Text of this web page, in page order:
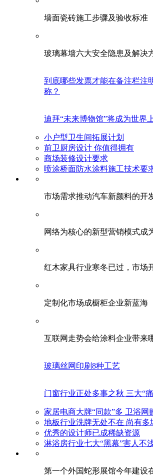
墙面瓷砖施工步骤及验收标准
玻璃幕墙六大安全隐患及解决
到底哪些发票才能在备注栏注
称？
迪拜“未来博物馆”将成为世界
小户型卫生间拓展计划
前卫厨房设计 你值得拥有
商场装修设计要求
喷涂桥面防水涂料施工技术要
市场需求推动汽车新颜料的开
网络为核心的新型营销模式成
红木家具行业寒冬已过，市场
定制化市场成橱柜企业新蓝海
互联网走势会给涂料企业带来
玻璃丝网印刷8种工艺
门窗行业正处多事之秋 三大“
家居电商大牌“同款”多 卫浴网
地板行业洗牌无处不在 尚有多
优秀的设计师已成稀缺资源
淋浴房行业七大“黑幕”害人不
第一个外国蛇形展馆今年建设